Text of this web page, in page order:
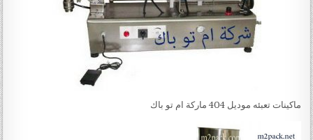
ماكينات تعبئه موديل 404 ماركة ام تو باك